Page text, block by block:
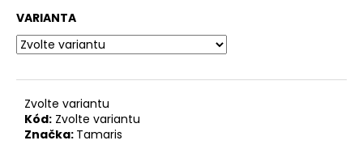
VARIANTA
Zvolte variantu
Kód: Zvolte variantu
Značka: Tamaris
č
u
j
e
m
e